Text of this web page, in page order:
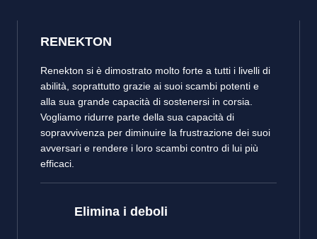
RENEKTON
Renekton si è dimostrato molto forte a tutti i livelli di
abilità, soprattutto grazie ai suoi scambi potenti e
alla sua grande capacità di sostenersi in corsia.
Vogliamo ridurre parte della sua capacità di
sopravvivenza per diminuire la frustrazione dei suoi
avversari e rendere i loro scambi contro di lui più
efficaci.
Elimina i deboli